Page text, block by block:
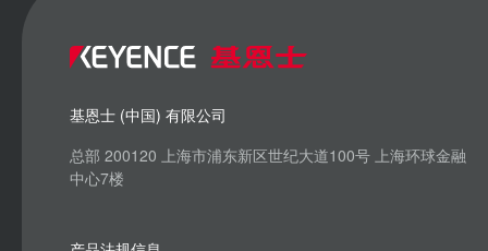
基恩士 (中国) 有限公司
总部 200120 上海市浦东新区世纪大道100号 上海环球金融
中心7楼